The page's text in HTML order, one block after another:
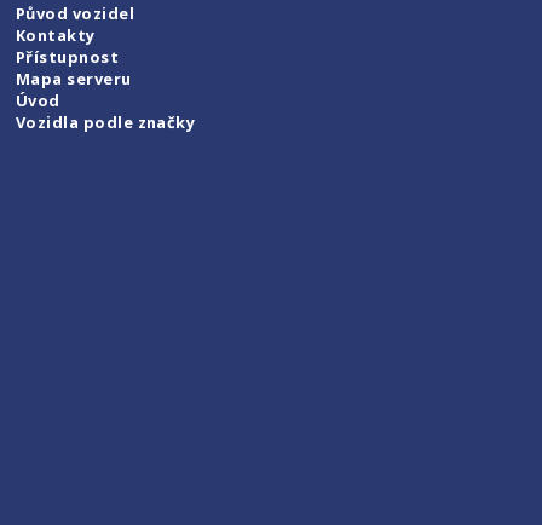
Původ vozidel
Kontakty
Přístupnost
Mapa serveru
Úvod
Vozidla podle značky